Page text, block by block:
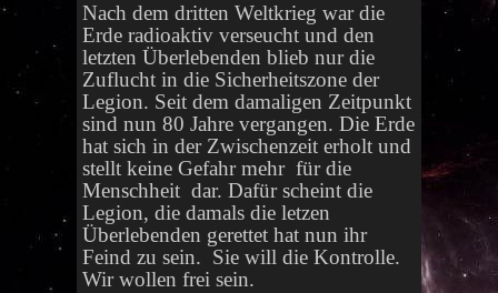
Nach dem dritten Weltkrieg war die
Erde radioaktiv verseucht und den
letzten Überlebenden blieb nur die
Zuflucht in die Sicherheitszone der
Legion. Seit dem damaligen Zeitpunkt
sind nun 80 Jahre vergangen. Die Erde
hat sich in der Zwischenzeit erholt und
stellt keine Gefahr mehr für die
Menschheit dar. Dafür scheint die
Legion, die damals die letzen
Überlebenden gerettet hat nun ihr
Feind zu sein. Sie will die Kontrolle.
Wir wollen frei sein.